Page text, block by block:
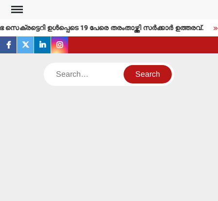
Skip
content
ഉള്‍പ്പെടെ 19 പേരെ തരംതാഴ്ത്തി സര്‍ക്കാര്‍ ഉത്തരവ്.
facebook
twitterlinkedininstagram
Search